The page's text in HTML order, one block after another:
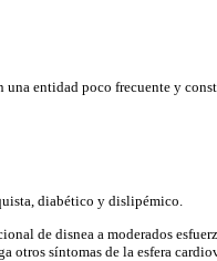
una entidad poco frecuente y
diabético y dislipémico.
de disnea a moderados
otros síntomas de la esfera